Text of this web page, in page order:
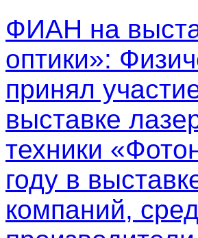
ФИАН на
оптики»:
принял
выставке
техники
году в
компаний,